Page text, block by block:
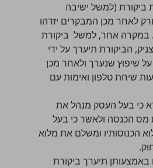
ביקורת (למשל ישיבה
לאחר מכן המבקרים יזדהו
במקרה אחר, למשל ביקורת
הביקורת תיערך על ידי
שיפוץ שנערך ולאחר מכן
שיחת טלפון ואימות עם
כי בעל העסק מנהל את
מס הכנסה ולאשר כי בעל
הכנוסותיו ומשלם את מלוא
באמצעותן תיערך ביקורת